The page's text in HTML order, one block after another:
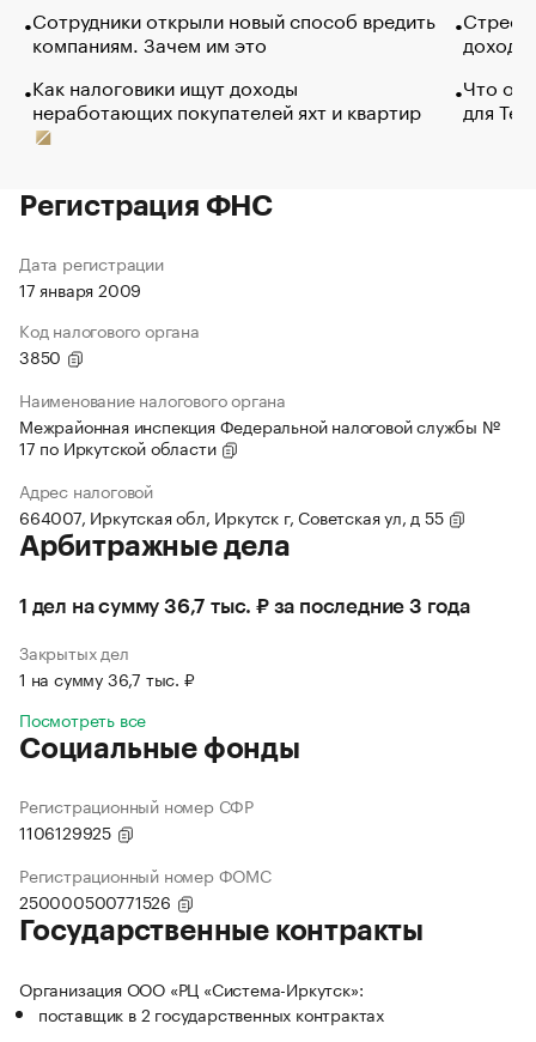
Сотрудники открыли новый способ вредить
компаниям. Зачем им это
Как налоговики ищут доходы
неработающих покупателей яхт и квартир
Что
для
Регистрация ФНС
Дата регистрации
17 января 2009
Код налогового органа
3850
Наименование налогового органа
Межрайонная инспекция Федеральной налоговой службы №
17 по Иркутской области
Адрес налоговой
664007, Иркутская обл, Иркутск г, Советская ул, д 55
Арбитражные дела
1 дел на сумму 36,7 тыс. ₽ за последние 3 года
Закрытых дел
1 на сумму 36,7 тыс. ₽
Посмотреть все
Социальные фонды
Регистрационный номер СФР
1106129925
Регистрационный номер ФОМС
250000500771526
Государственные контракты
Организация ООО «РЦ «Система-Иркутск»:
поставщик в 2 государственных контрактах